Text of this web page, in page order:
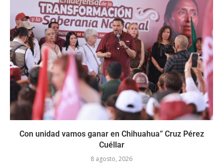
Con unidad vamos ganar en Chihuahua” Cruz Pérez
Cuéllar
8 agosto, 2026